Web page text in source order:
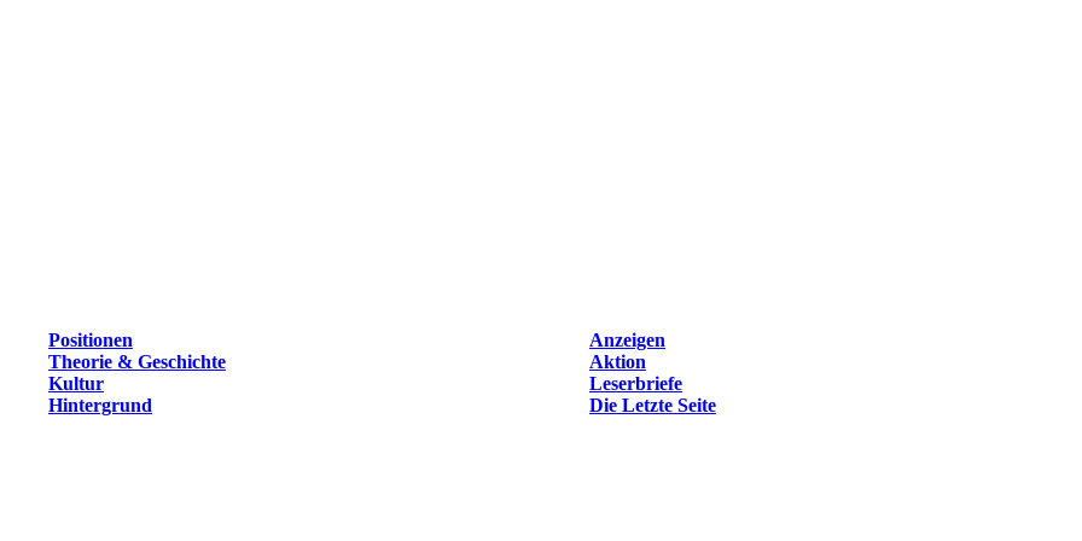
Positionen
Anzeigen
Theorie & Geschichte
Aktion
Kultur
Leserbriefe
Hintergrund Die Letzte Seite